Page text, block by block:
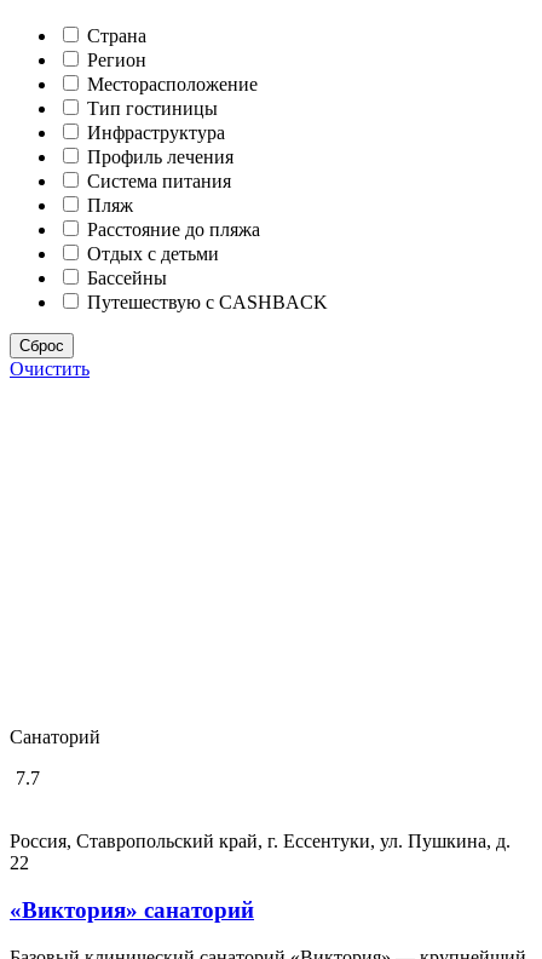
Страна
Регион
Месторасположение
Тип гостиницы
Инфраструктура
Профиль лечения
Система питания
Пляж
Расстояние до пляжа
Отдых с детьми
Бассейны
Путешествую с CASHBACK
Сброс
Очистить
Санаторий
7.7
Россия, Ставропольский край, г. Ессентуки, ул. Пушкина, д.
22
«Виктория» санаторий